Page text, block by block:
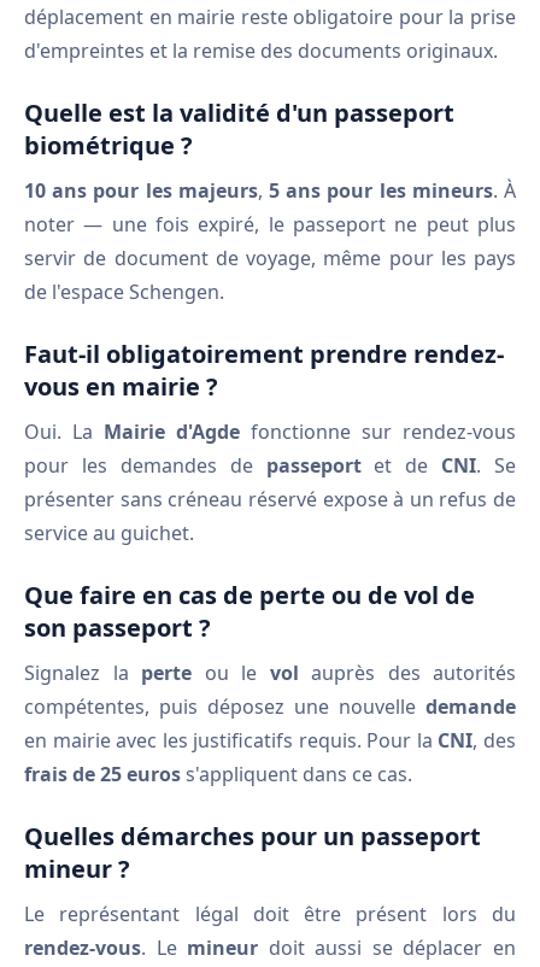
déplacement en mairie reste obligatoire pour la prise
d'empreintes et la remise des documents originaux.
Quelle est la validité d'un passeport
biométrique ?
10 ans pour les majeurs,5 ans pour les mineurs. À
noter — une fois expiré, le passeport ne peut plus
servir de document de voyage, même pour les pays
de l'espace Schengen.
Faut-il obligatoirement prendre rendez-
vous en mairie ?
Oui. La Mairie d'Agde fonctionne sur rendez-vous
pour les demandes de passeportet de CNI. Se
présenter sans créneau réservé expose à un refus de
service au guichet.
Que faire en cas de perte ou de vol de
son passeport ?
Signalez la perte ou le vol auprès des autorités
compétentes, puis déposez une nouvelle demande
en mairie avec les justificatifs requis. Pour la CNI, des
frais de 25 euross'appliquent dans ce cas.
Quelles démarches pour un passeport
mineur ?
Le représentant légal doit être présent lors du
rendez-vous. Le mineur doit aussi se déplacer en